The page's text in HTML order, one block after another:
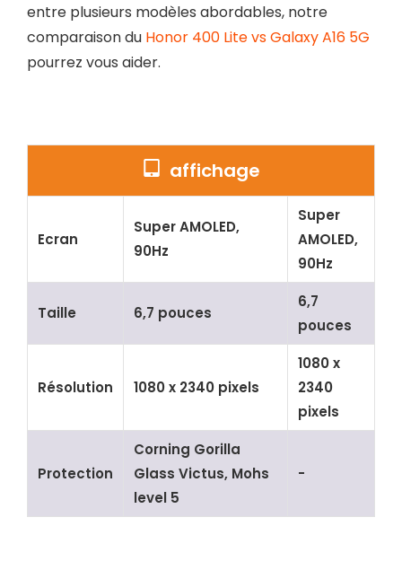
entre plusieurs modèles abordables, notre
comparaison du Honor 400 Lite vs Galaxy A16 5G
pourrez vous aider.
affichage
Ecran
Super AMOLED,
90Hz
Super
AMOLED,
90Hz
Taille 6,7 pouces
6,7
pouces
Résolution 1080 x 2340 pixels
1080 x
2340
pixels
Protection
Corning Gorilla
Glass Victus, Mohs
level 5
-